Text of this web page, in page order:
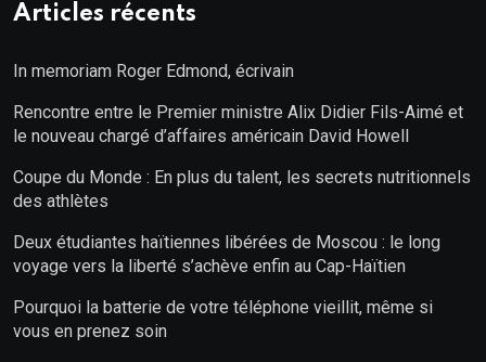
Articles récents
In memoriam Roger Edmond, écrivain
Rencontre entre le Premier ministre Alix Didier Fils-Aimé et
le nouveau chargé d’affaires américain David Howell
Coupe du Monde : En plus du talent, les secrets nutritionnels
des athlètes
Deux étudiantes haïtiennes libérées de Moscou : le long
voyage vers la liberté s’achève enfin au Cap-Haïtien
Pourquoi la batterie de votre téléphone vieillit, même si
vous en prenez soin